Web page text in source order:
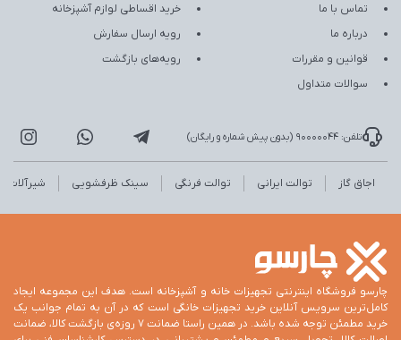
تماس با ما
درباره ما
قوانین و مقررات
سوالات متداول
خرید اقساطی لوازم آشپزخانه
رویه ارسال سفارش
رویه‌های بازگشت
تلفن: 90000044 (بدون پیش شماره و رایگان)
اجاق گاز توالت ایرانی توالت فرنگی سینک ظرفشویی شیرآلات
چارسو فروشگاه اینترنتی تجهیزات خانه و آشپزخانه است. هدف این مجموعه ایجاد
کامل‌ترین سرویس آنلاین خرید تجهیزات خانگی است که در آن به تمام جوانب یک
خرید مطمئن توجه شده باشد. در همین راستا ضمانت 7 روزه‌ی بازگشت کالا، ضمانت